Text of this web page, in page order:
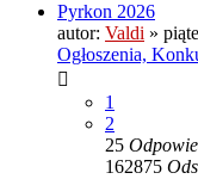
Pyrkon 2026
autor: Valdi »
Ogłoszenia,
1
2
25
162875